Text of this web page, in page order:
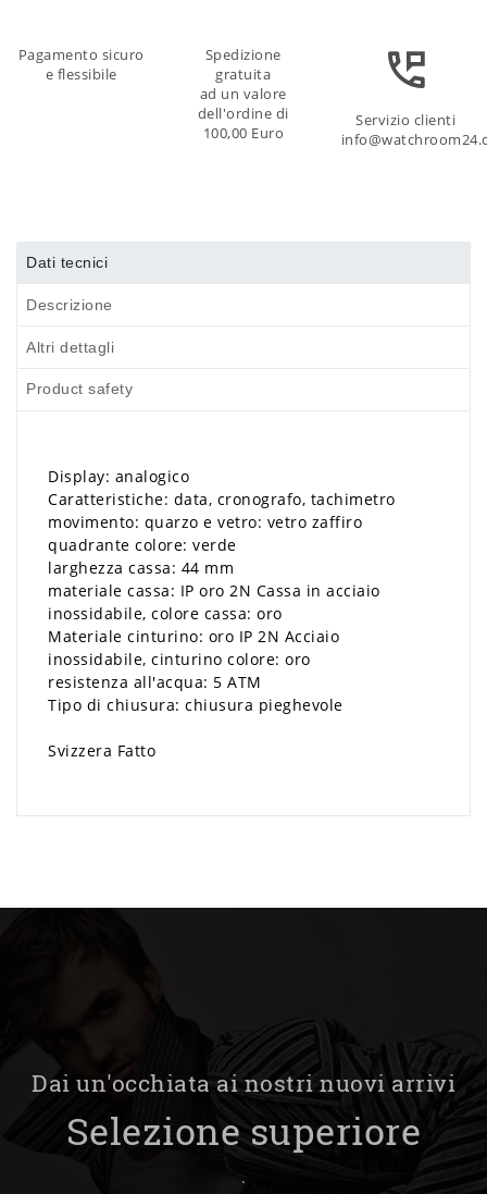
Pagamento sicuro
e flessibile
Spedizione
gratuita
ad un valore
dell'ordine di
100,00 Euro
Servizio clienti
Dati tecnici
Descrizione
Altri dettagli
Product safety
Display: analogico
Caratteristiche: data, cronografo, tachimetro
movimento: quarzo e vetro: vetro zaffiro
quadrante colore: verde
larghezza cassa: 44 mm
materiale cassa: IP oro 2N Cassa in acciaio
inossidabile, colore cassa: oro
Materiale cinturino: oro IP 2N Acciaio
inossidabile, cinturino colore: oro
resistenza all'acqua: 5 ATM
Tipo di chiusura: chiusura pieghevole
Svizzera Fatto
Dai un'occhiata ai nostri nuovi arrivi
Selezione superiore
.